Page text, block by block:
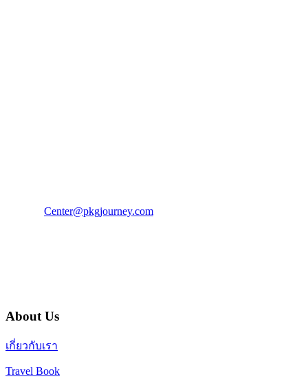
Center@pkgjourney.com
About Us
เกี่ยวกับเรา
Travel Book